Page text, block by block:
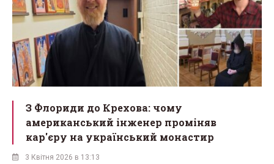
З Флориди до Крехова: чому
американський інженер проміняв
кар'єру на український монастир
3 Квітня 2026 в 13:13